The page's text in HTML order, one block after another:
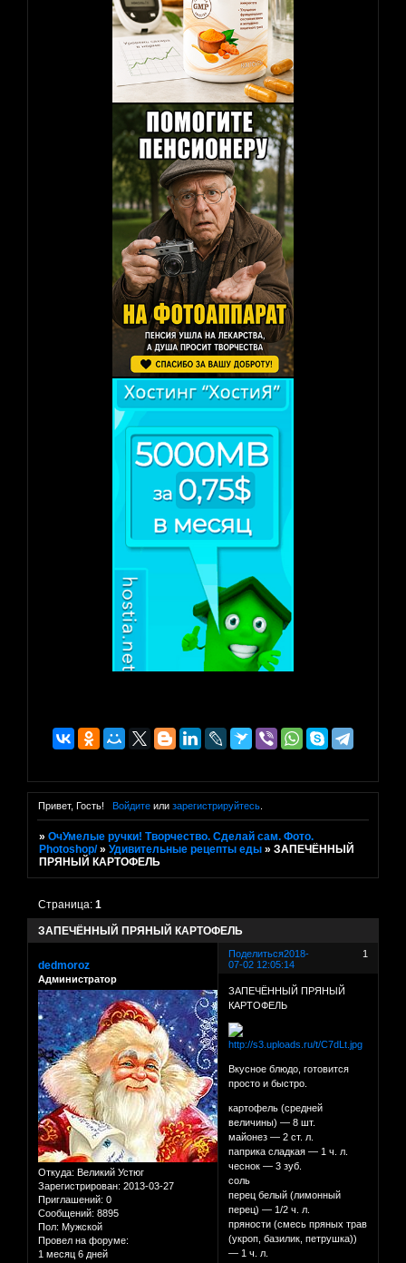
Привет, Гость! Войдитеили зарегистрируйтесь.
»ОчУмелые ручки! Творчество. Сделай сам. Фото.
Photoshop/ »Удивительные рецепты еды »ЗАПЕЧЁННЫЙ
ПРЯНЫЙ КАРТОФЕЛЬ
ЗАПЕЧЁННЫЙ ПРЯНЫЙ КАРТОФЕЛЬ
Страница:1
Поделиться 1
2018-
07-02 12:05:14
dedmoroz
Администратор
Откуда: Великий Устюг
Зарегистрирован: 2013-03-27
Приглашений: 0
Сообщений: 8895
Пол: Мужской
Провел на форуме:
1 месяц 6 дней
ЗАПЕЧЁННЫЙ ПРЯНЫЙ
КАРТОФЕЛЬ
Вкусное блюдо, готовится
просто и быстро.
картофель (средней
величины) — 8 шт.
майонез — 2 ст. л.
паприка сладкая — 1 ч. л.
чеснок — 3 зуб.
соль
перец белый (лимонный
перец) — 1/2 ч. л.
пряности (смесь пряных трав
(укроп, базилик, петрушка))
— 1 ч. л.